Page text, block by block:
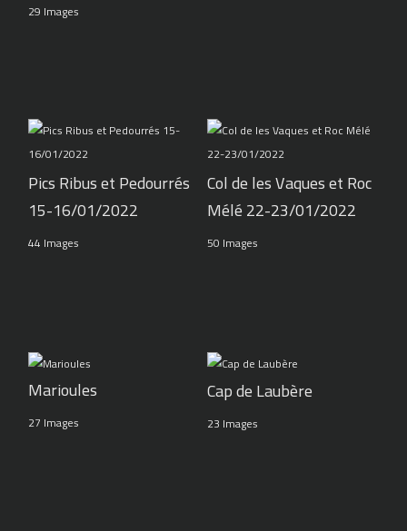
29 Images
Pics Ribus et Pedourrés
15-16/01/2022
44 Images
Col de les Vaques et Roc
Mélé 22-23/01/2022
50 Images
Marioules
27 Images
Cap de Laubère
23 Images